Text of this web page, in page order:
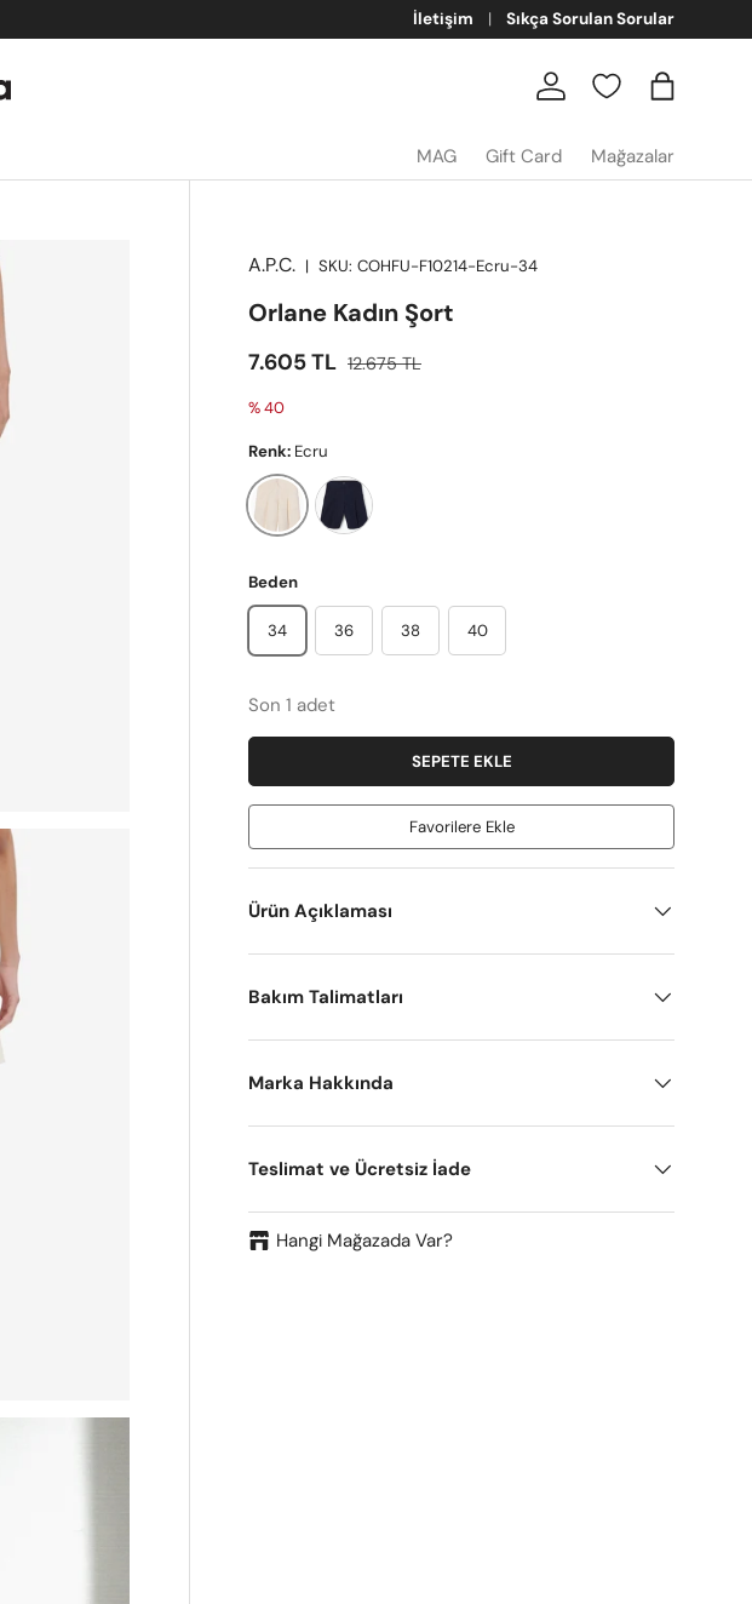
İletişim Sıkça Sorulan Sorular
Giriş Sepet
MAG Gift Card Mağazalar
A.P.C. | SKU: COHFU-F10214-Ecru-34
Orlane Kadın Şort
İndirimli fiyat
7.605 TL Satış fiyatı
12.675 TL
% 40
Renk: Ecru
Ecru Dark Navy
Beden
34 36 38 40
Son 1 adet
SEPETE EKLE
Favorilere Ekle
Ürün Açıklaması
Bakım Talimatları
Marka Hakkında
Teslimat ve Ücretsiz İade
Hangi Mağazada Var?